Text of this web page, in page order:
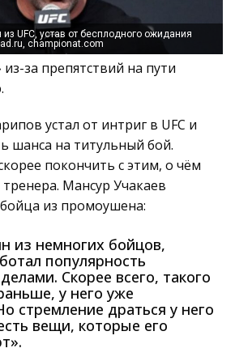
UFC, устав от бесплодного ожидания
championat.com
из-за препятствий на пути
устал от интриг в UFC и
шанса на титульный бой.
покончить с этим, о чём
тренера. Мансур Учакаев
из промоушена:
из немногих бойцов,
популярность
Скорее всего, такого
у него уже
стремление драться у него
вещи, которые его